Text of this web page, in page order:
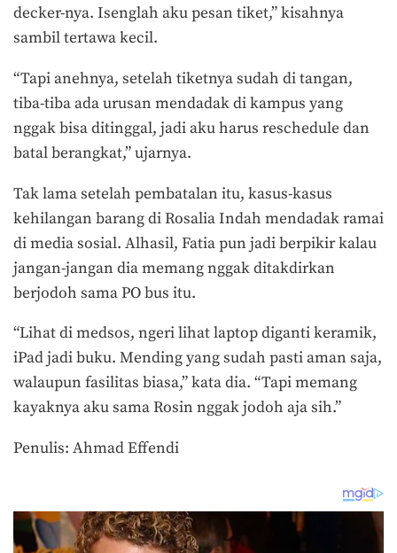
decker-nya. Isenglah aku pesan tiket,” kisahnya
sambil tertawa kecil.
“Tapi anehnya, setelah tiketnya sudah di tangan,
tiba-tiba ada urusan mendadak di kampus yang
nggak bisa ditinggal, jadi aku harus reschedule dan
batal berangkat,” ujarnya.
Tak lama setelah pembatalan itu, kasus-kasus
kehilangan barang di Rosalia Indah mendadak ramai
di media sosial. Alhasil, Fatia pun jadi berpikir kalau
jangan-jangan dia memang nggak ditakdirkan
berjodoh sama PO bus itu.
“Lihat di medsos, ngeri lihat laptop diganti keramik,
iPad jadi buku. Mending yang sudah pasti aman saja,
walaupun fasilitas biasa,” kata dia. “Tapi memang
kayaknya aku sama Rosin nggak jodoh aja sih.”
Penulis: Ahmad Effendi